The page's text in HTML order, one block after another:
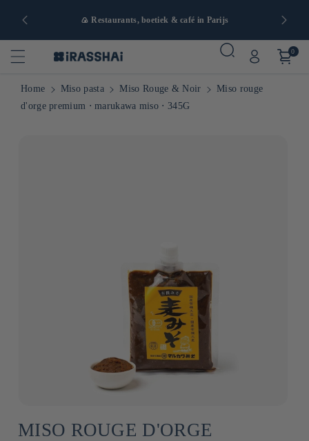
🍙 Restaurants, boetiek & café in Parijs
0
Home Miso pasta Miso Rouge & Noir
Miso rouge
d'orge premium ⋅ marukawa miso ⋅ 345G
MISO ROUGE D'ORGE